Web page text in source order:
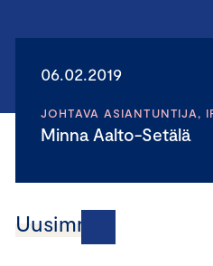
06.02.2019
JOHTAVA ASIANTUNTIJA,
Minna Aalto-Setälä
Uusimmat